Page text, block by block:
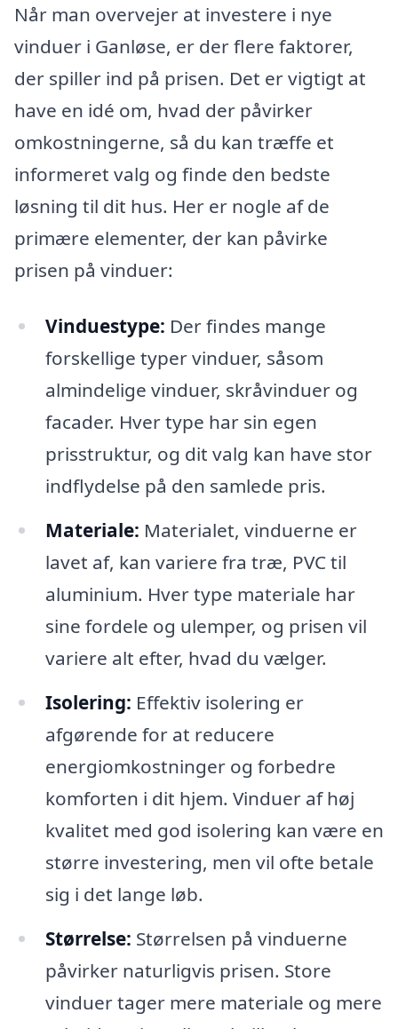
Når man overvejer at investere i nye
vinduer i Ganløse, er der flere faktorer,
der spiller ind på prisen. Det er vigtigt at
have en idé om, hvad der påvirker
omkostningerne, så du kan træffe et
informeret valg og finde den bedste
løsning til dit hus. Her er nogle af de
primære elementer, der kan påvirke
prisen på vinduer:
Vinduestype: Der findes mange
forskellige typer vinduer, såsom
almindelige vinduer, skråvinduer og
facader. Hver type har sin egen
prisstruktur, og dit valg kan have stor
indflydelse på den samlede pris.
Materiale: Materialet, vinduerne er
lavet af, kan variere fra træ, PVC til
aluminium. Hver type materiale har
sine fordele og ulemper, og prisen vil
variere alt efter, hvad du vælger.
Isolering: Effektiv isolering er
afgørende for at reducere
energiomkostninger og forbedre
komforten i dit hjem. Vinduer af høj
kvalitet med god isolering kan være en
større investering, men vil ofte betale
sig i det lange løb.
Størrelse: Størrelsen på vinduerne
påvirker naturligvis prisen. Store
vinduer tager mere materiale og mere